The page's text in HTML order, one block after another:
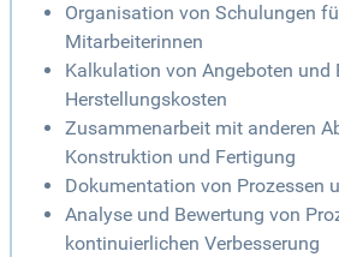
Organisation von Schulungen
Mitarbeiterinnen
Kalkulation von Angeboten und
Herstellungskosten
Zusammenarbeit mit anderen
Konstruktion und Fertigung
Dokumentation von Prozessen
Analyse und Bewertung von
kontinuierlichen Verbesserung